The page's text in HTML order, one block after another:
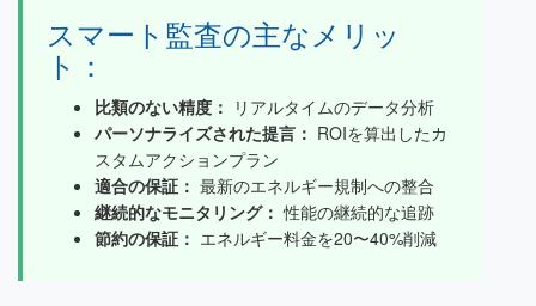
スマート監査の主なメリッ
ト：
比類のない精度： リアルタイムのデータ分析
パーソナライズされた提言： ROIを算出したカ
スタムアクションプラン
適合の保証： 最新のエネルギー規制への整合
継続的なモニタリング： 性能の継続的な追跡
節約の保証： エネルギー料金を20〜40%削減